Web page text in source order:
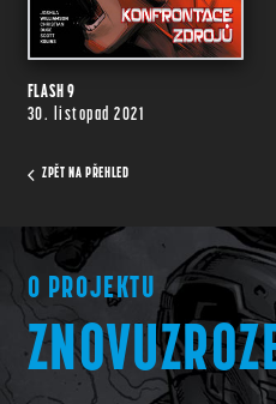
FLASH 9
30. listopad 2021
ZPĚT NA PŘEHLED
O PROJEKTU